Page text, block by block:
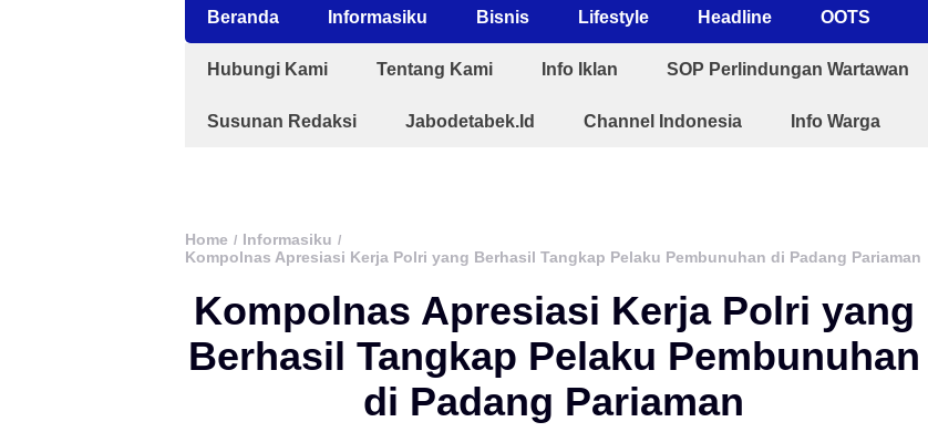
Beranda Informasiku Bisnis Lifestyle Headline OOTS
Hubungi Kami Tentang Kami Info Iklan SOP Perlindungan Wartawan
Susunan Redaksi Jabodetabek.Id Channel Indonesia Info Warga
Home / Informasiku /
Kompolnas Apresiasi Kerja Polri yang Berhasil Tangkap Pelaku Pembunuhan di Padang Pariaman
Kompolnas Apresiasi Kerja Polri yang
Berhasil Tangkap Pelaku Pembunuhan
di Padang Pariaman